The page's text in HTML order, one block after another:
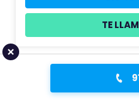
TE
Fibra 1Gb + 1